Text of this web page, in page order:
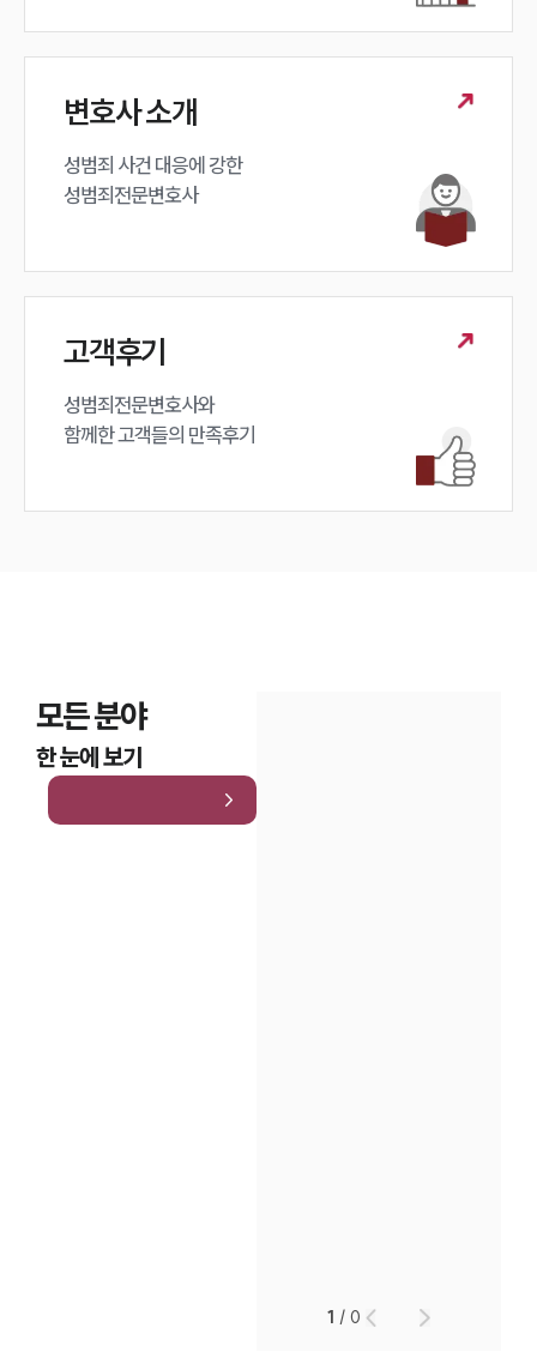
변호사 소개
성범죄 사건 대응에 강한
성범죄전문변호사
고객후기
성범죄전문변호사와
함께한 고객들의 만족후기
모든 분야
한 눈에 보기
1 /0